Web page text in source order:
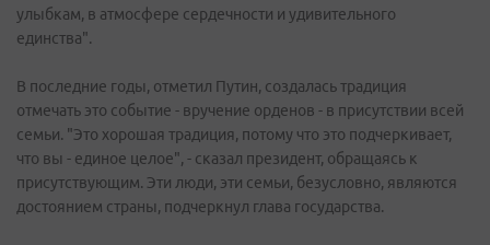
улыбкам, в атмосфере сердечности и удивительного
единства".
В последние годы, отметил Путин, создалась традиция
отмечать это событие - вручение орденов - в присутствии всей
семьи. "Это хорошая традиция, потому что это подчеркивает,
что вы - единое целое", - сказал президент, обращаясь к
присутствующим. Эти люди, эти семьи, безусловно, являются
достоянием страны, подчеркнул глава государства.